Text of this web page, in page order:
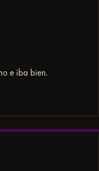
e iba bien.